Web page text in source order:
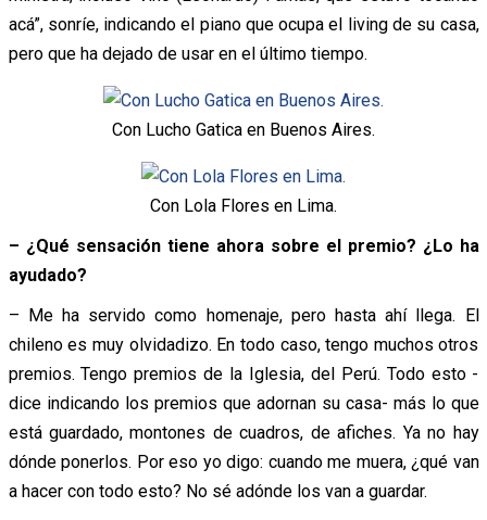
acá”, sonríe, indicando el piano que ocupa el living de su casa,
pero que ha dejado de usar en el último tiempo.
Con Lucho Gatica en Buenos Aires.
Con Lola Flores en Lima.
– ¿Qué sensación tiene ahora sobre el premio? ¿Lo ha
ayudado?
– Me ha servido como homenaje, pero hasta ahí llega. El
chileno es muy olvidadizo. En todo caso, tengo muchos otros
premios. Tengo premios de la Iglesia, del Perú. Todo esto -
dice indicando los premios que adornan su casa- más lo que
está guardado, montones de cuadros, de afiches. Ya no hay
dónde ponerlos. Por eso yo digo: cuando me muera, ¿qué van
a hacer con todo esto? No sé adónde los van a guardar.